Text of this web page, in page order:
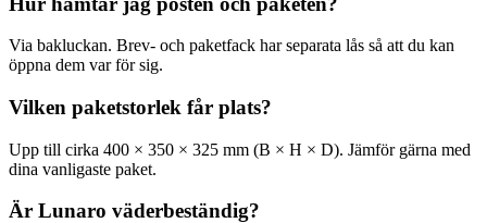
Via bakluckan. Brev- och paketfack har separata lås så att du kan
öppna dem var för sig.
Vilken paketstorlek får plats?
Upp till cirka 400 × 350 × 325 mm (B × H × D). Jämför gärna med
dina vanligaste paket.
Är Lunaro väderbeständig?